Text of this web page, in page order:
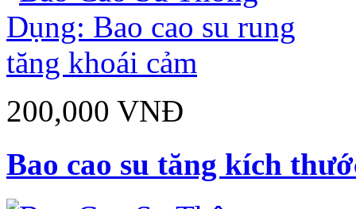
200,000 VNĐ
Bao cao su tăng kích